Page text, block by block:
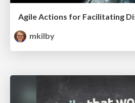
mkilby